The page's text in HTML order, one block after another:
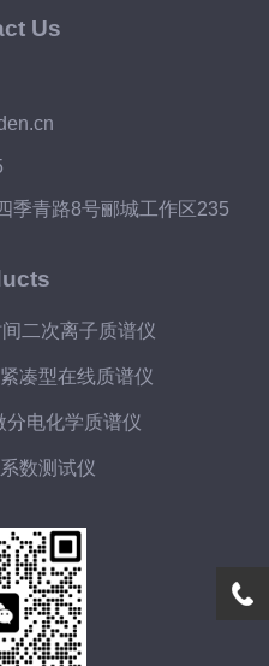
Us
季青路8号郦城工作区235
二次离子质谱仪
凑型在线质谱仪
分电化学质谱仪
数测试仪